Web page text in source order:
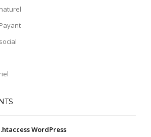
WordPress